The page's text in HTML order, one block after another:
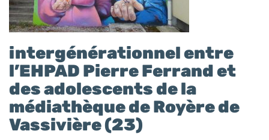
intergénérationnel entre
l’EHPAD Pierre Ferrand et
des adolescents de la
médiathèque de Royère de
Vassivière (23)